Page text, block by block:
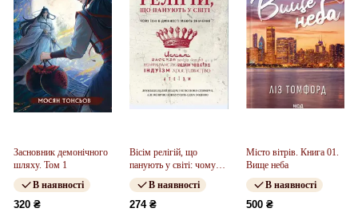
Засновник демонічного
шляху. Том 1
В наявності
320 ₴
Вісім релігій, що
панують у світі: чому
їхні відмінності мають
значенняВ наявності
274 ₴
Місто вітрів. Книга 01.
Вище неба
В наявності
500 ₴